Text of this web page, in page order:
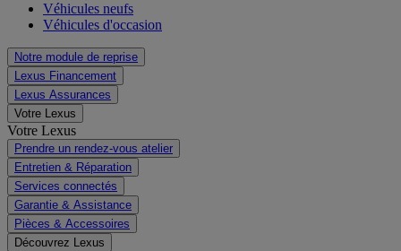
Véhicules neufs
Véhicules d'occasion
Notre module de reprise
Lexus Financement
Lexus Assurances
Votre Lexus
Votre Lexus
Prendre un rendez-vous atelier
Entretien & Réparation
Services connectés
Garantie & Assistance
Pièces & Accessoires
Découvrez Lexus